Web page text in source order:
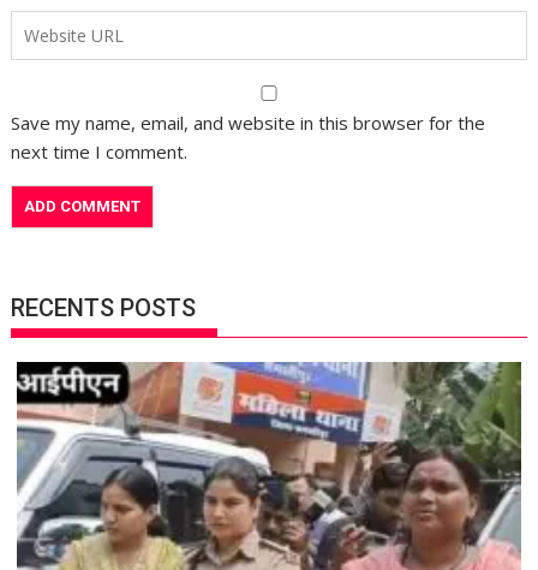
Save my name, email, and website in this browser for the
next time I comment.
RECENTS POSTS